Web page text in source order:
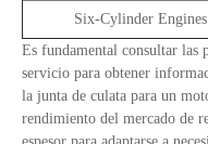
Six-Cylinder Engines
Es fundamental consultar las
servicio para obtener
la junta de culata para un
rendimiento del mercado de